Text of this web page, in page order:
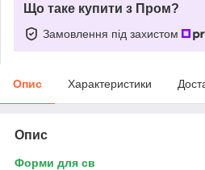
Що таке купити з Пром?
Замовлення під захистом
Опис Характеристики
Опис
Форми для св